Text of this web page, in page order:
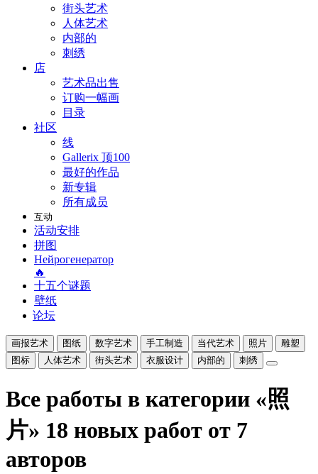
街头艺术
人体艺术
内部的
刺绣
店
艺术品出售
订购一幅画
目录
社区
线
Gallerix 顶100
最好的作品
新专辑
所有成员
互动
活动安排
拼图
Нейрогенератор
🔥
十五个谜题
壁纸
论坛
画报艺术 图纸 数字艺术 手工制造 当代艺术 照片
雕塑
图标
人体艺术 街头艺术 衣服设计 内部的 刺绣
Все работы в категории «照
片» 18 новых работ от 7
авторов